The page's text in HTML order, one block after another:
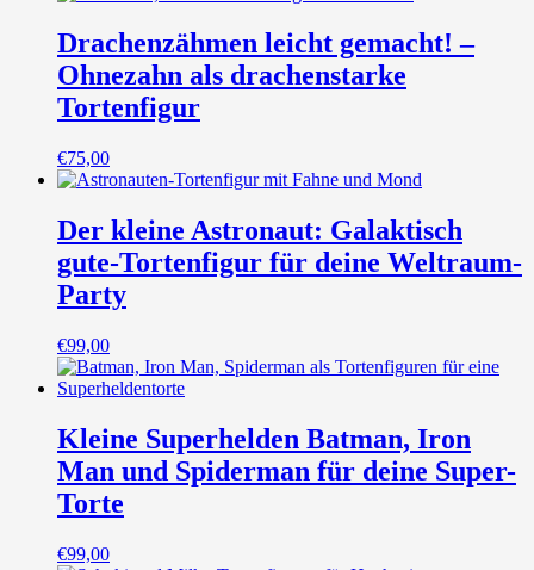
Drachenzähmen leicht gemacht! –
Ohnezahn als drachenstarke
Tortenfigur
€75,00
Der kleine Astronaut: Galaktisch
gute-Tortenfigur für deine Weltraum-
Party
€99,00
Kleine Superhelden Batman, Iron
Man und Spiderman für deine Super-
Torte
€99,00